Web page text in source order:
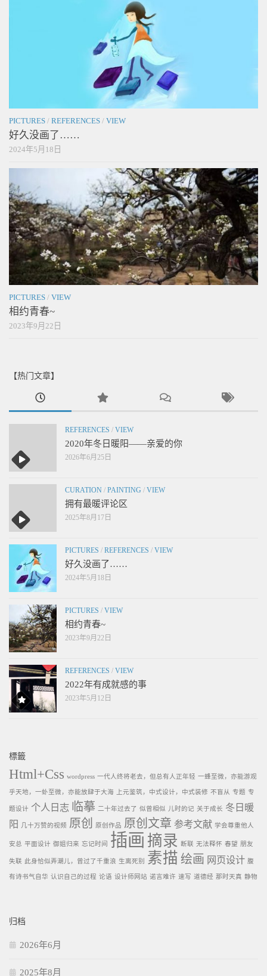
PICTURES / REFERENCES / VIEW
好久没画了……
2024年5月18日
PICTURES / VIEW
相约青春~
2023年9月22日
【热门文章】
REFERENCES / VIEW
2020年冬日暖阳——亲爱的你
2026年6月25日
CURATION / PAINTING / VIEW
拥有最暖评论区
2025年8月17日
PICTURES / REFERENCES / VIEW
好久没画了……
2024年5月18日
PICTURES / VIEW
相约青春~
2023年9月22日
REFERENCES / VIEW
2022年有成就感的事
2023年5月12日
標籤
Html+Css wordpress 一代人终将老去，但总有人正年轻 一蜂至微，亦能游观
乎天地，一虲至微，亦能放肆于大海 上元鉴筑，中式设计，中式装修 不盲从 专题 专
题设计 个人日志 临摹 二十年过去了 似曾相似 儿时的记 关于成长 冬日暖
阳
几十万赞的视频 原创 原创作品 原创文章 参考文献 学会尊重他人
安总 平面设计 御姐归来 忘记时间 插画 摘录 断联 无法释怀 春望 朋友
失联 此身恰似弄潮儿，曾过了千重浪 生离死别 素描 绘画 网页设计 腹
有诗书气自华 认识自己的过程 论语 设计师网站 诺言难许 速写 道德经 那时天真 静物
归档
2026年6月
2025年8月